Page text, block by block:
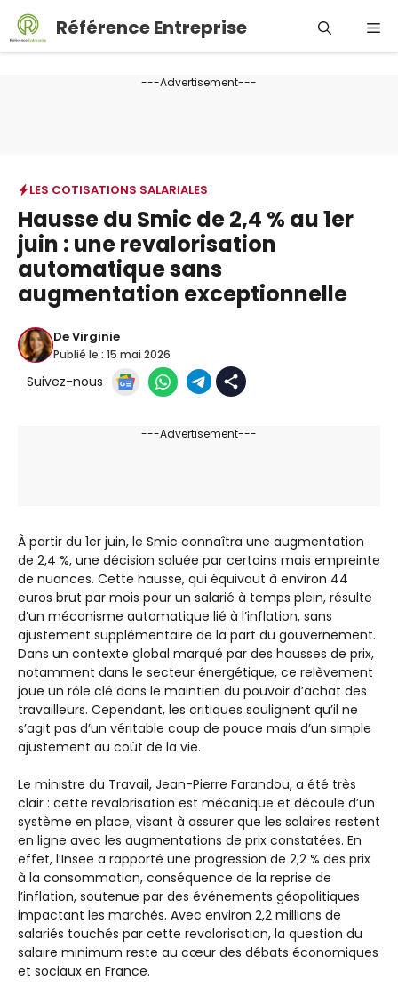
Aller
contenu
Référence Entreprise
---Advertisement---
LES COTISATIONS SALARIALES
Hausse du Smic de 2,4 % au 1er
juin : une revalorisation
automatique sans
augmentation exceptionnelle
DeVirginie
Publié le : 15 mai 2026
Suivez-nous
---Advertisement---
À partir du 1er juin, le Smic connaîtra une augmentation
de 2,4 %, une décision saluée par certains mais empreinte
de nuances. Cette hausse, qui équivaut à environ 44
euros brut par mois pour un salarié à temps plein, résulte
d’un mécanisme automatique lié à l’inflation, sans
ajustement supplémentaire de la part du gouvernement.
Dans un contexte global marqué par des hausses de prix,
notamment dans le secteur énergétique, ce relèvement
joue un rôle clé dans le maintien du pouvoir d’achat des
travailleurs. Cependant, les critiques soulignent qu’il ne
s’agit pas d’un véritable coup de pouce mais d’un simple
ajustement au coût de la vie.
Le ministre du Travail, Jean-Pierre Farandou, a été très
clair : cette revalorisation est mécanique et découle d’un
système en place, visant à assurer que les salaires restent
en ligne avec les augmentations de prix constatées. En
effet, l’Insee a rapporté une progression de 2,2 % des prix
à la consommation, conséquence de la reprise de
l’inflation, soutenue par des événements géopolitiques
impactant les marchés. Avec environ 2,2 millions de
salariés touchés par cette revalorisation, la question du
salaire minimum reste au cœur des débats économiques
et sociaux en France.